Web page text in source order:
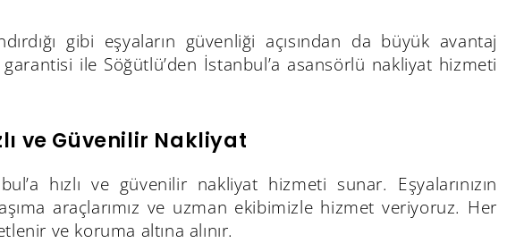
gibi eşyaların güvenliği açısından da büyük avantaj
ile Söğütlü’den İstanbul’a asansörlü nakliyat hizmeti
ve Güvenilir Nakliyat
hızlı ve güvenilir nakliyat hizmeti sunar. Eşyalarınızın
araçlarımız ve uzman ekibimizle hizmet veriyoruz. Her
ve koruma altına alınır.